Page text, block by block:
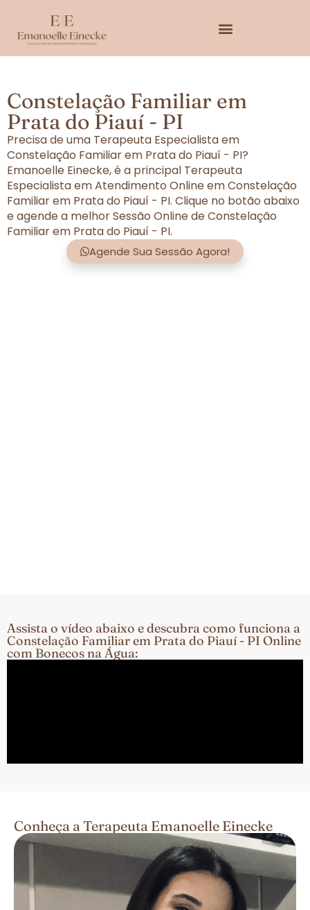
Constelação Familiar em
Prata do Piauí - PI
Precisa de uma Terapeuta Especialista em
Constelação Familiar em Prata do Piauí - PI?
Emanoelle Einecke, é a principal Terapeuta
Especialista em Atendimento Online em Constelação
Familiar em Prata do Piauí - PI. Clique no botão abaixo
e agende a melhor Sessão Online de Constelação
Familiar em Prata do Piauí - PI.
Agende Sua Sessão Agora!
Assista o vídeo abaixo e descubra como funciona a
Constelação Familiar em Prata do Piauí - PI Online
com Bonecos na Água:
Conheça a Terapeuta Emanoelle Einecke